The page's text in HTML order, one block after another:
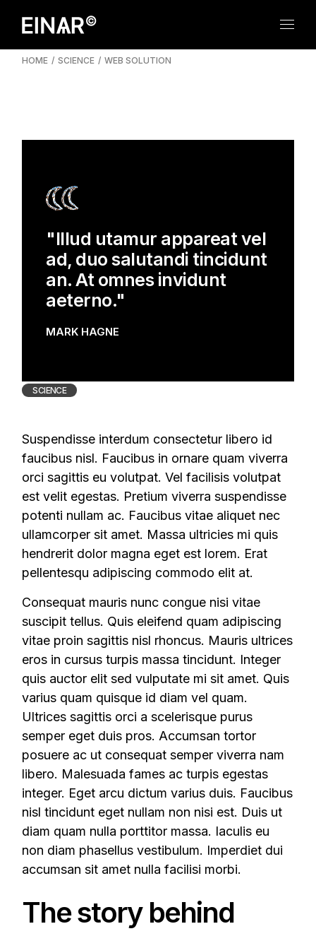
HOME SCIENCE WEB SOLUTION
"Illud utamur appareat vel
ad, duo salutandi tincidunt
an. At omnes invidunt
aeterno."
MARK HAGNE
SCIENCE
Suspendisse interdum consectetur libero id
faucibus nisl. Faucibus in ornare quam viverra
orci sagittis eu volutpat. Vel facilisis volutpat
est velit egestas. Pretium viverra suspendisse
potenti nullam ac. Faucibus vitae aliquet nec
ullamcorper sit amet. Massa ultricies mi quis
hendrerit dolor magna eget est lorem. Erat
pellentesqu adipiscing commodo elit at.
Consequat mauris nunc congue nisi vitae
suscipit tellus. Quis eleifend quam adipiscing
vitae proin sagittis nisl rhoncus. Mauris ultrices
eros in cursus turpis massa tincidunt. Integer
quis auctor elit sed vulputate mi sit amet. Quis
varius quam quisque id diam vel quam.
Ultrices sagittis orci a scelerisque purus
semper eget duis pros. Accumsan tortor
posuere ac ut consequat semper viverra nam
libero. Malesuada fames ac turpis egestas
integer. Eget arcu dictum varius duis. Faucibus
nisl tincidunt eget nullam non nisi est. Duis ut
diam quam nulla porttitor massa. Iaculis eu
non diam phasellus vestibulum. Imperdiet dui
accumsan sit amet nulla facilisi morbi.
The story behind